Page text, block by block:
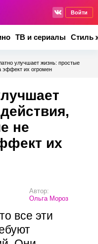
Войти
ТВ и сериалы Стиль
улучшает жизнь: простые
эффект их огромен
не
их
Автор:
Ольга Мороз
все эти